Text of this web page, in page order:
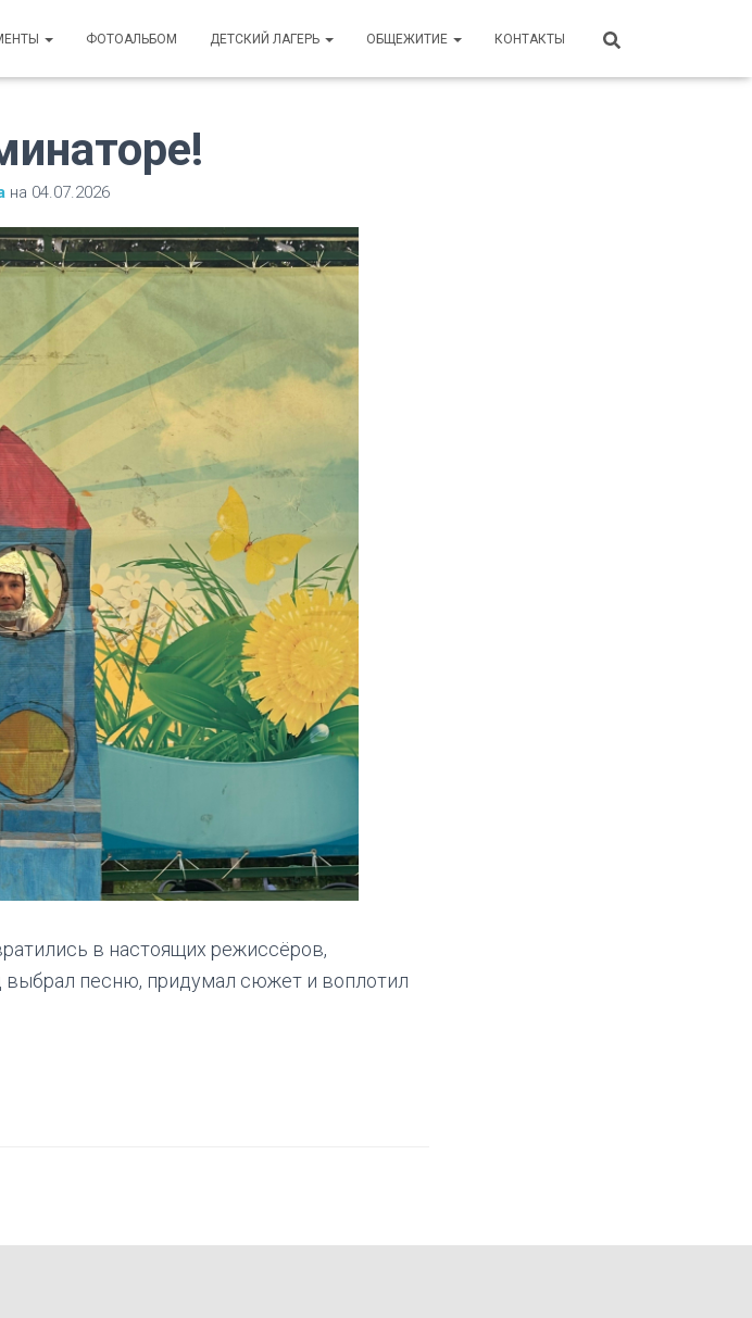
ФОТОАЛЬБОМ ДЕТСКИЙ ЛАГЕРЬ ОБЩЕЖИТИЕ КОНТАКТЫ
на 04.07.2026
в настоящих режиссёров,
выбрал песню, придумал сюжет и воплотил